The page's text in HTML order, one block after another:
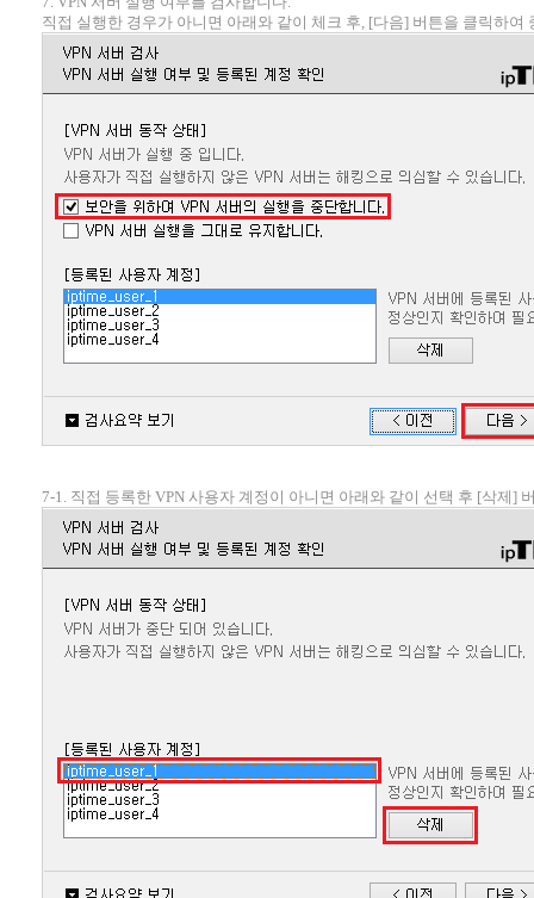
직접 실행한 경우가 아니면 아래와 같이 체크 후, [다음] 버튼을 클릭하여
7-1. 직접 등록한 VPN 사용자 계정이 아니면 아래와 같이 선택 후 [삭제]